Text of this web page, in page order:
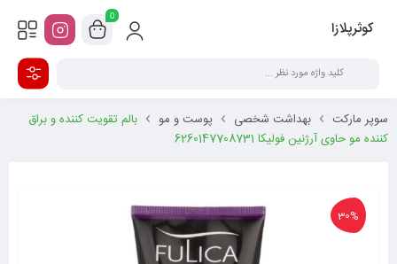
کوثرپلازا
0
سوپر مارکت بهداشت شخصی پوست و مو
بالم تقویت کننده و براق
کننده مو حاوی آرژنین فولیکا 6260147708731
30%